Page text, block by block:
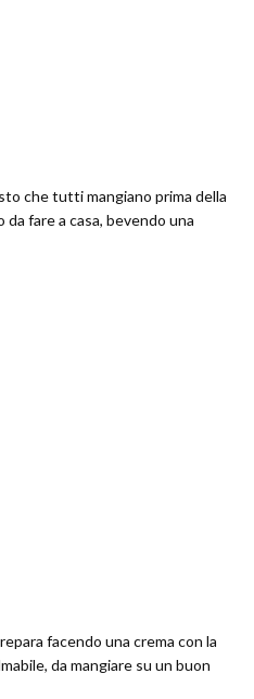
che tutti mangiano prima della
da fare a casa, bevendo una
facendo una crema con la
da mangiare su un buon